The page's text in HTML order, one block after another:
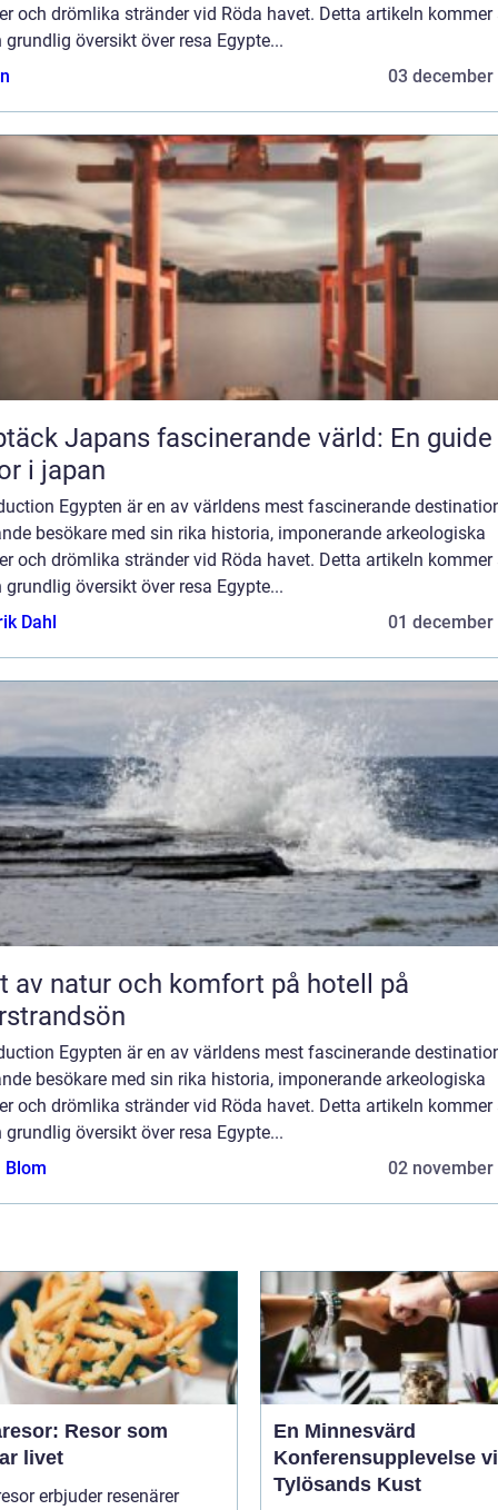
och drömlika stränder vid Röda havet. Detta artikeln kommer
grundlig översikt över resa Egypte...
03 december
Japans fascinerande värld: En
i japan
Egypten är en av världens mest fascinerande
besökare med sin rika historia, imponerande arkeologiska
och drömlika stränder vid Röda havet. Detta artikeln kommer
grundlig översikt över resa Egypte...
Dahl
01 december
av natur och komfort på hotell på
Egypten är en av världens mest fascinerande
besökare med sin rika historia, imponerande arkeologiska
och drömlika stränder vid Röda havet. Detta artikeln kommer
grundlig översikt över resa Egypte...
Blom
02 november
Resor som
livet
erbjuder resenärer
En Minnesvärd
Konferensupplevelse
Tylösands Kust